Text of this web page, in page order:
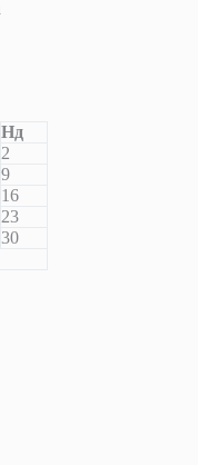
Нд
2
9
16
23
30